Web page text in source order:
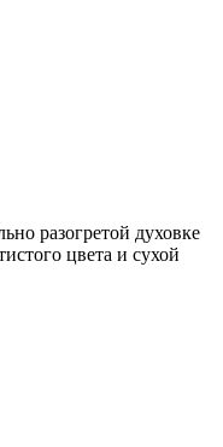
разогретой духовке
цвета и сухой